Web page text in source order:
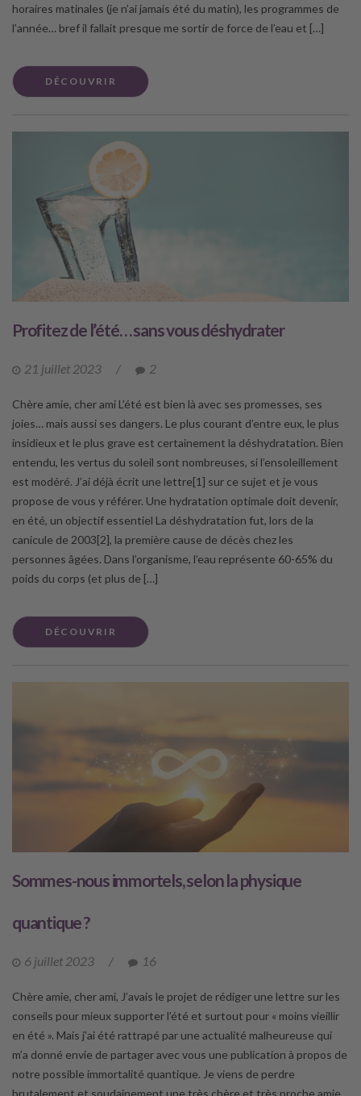
horaires matinales (je n’ai jamais été du matin), les programmes de
l’année… bref il fallait presque me sortir de force de l’eau et […]
DÉCOUVRIR
Profitez de l’été… sans vous déshydrater
21 juillet 2023 / 2
Chère amie, cher ami L’été est bien là avec ses promesses, ses
joies… mais aussi ses dangers. Le plus courant d’entre eux, le plus
insidieux et le plus grave est certainement la déshydratation. Bien
entendu, les vertus du soleil sont nombreuses, si l’ensoleillement
est modéré. J’ai déjà écrit une lettre[1] sur ce sujet et je vous
propose de vous y référer. Une hydratation optimale doit devenir,
en été, un objectif essentiel La déshydratation fut, lors de la
canicule de 2003[2], la première cause de décès chez les
personnes âgées. Dans l’organisme, l’eau représente 60-65% du
poids du corps (et plus de […]
DÉCOUVRIR
Sommes-nous immortels, selon la physique
quantique ?
6 juillet 2023 / 16
Chère amie, cher ami, J’avais le projet de rédiger une lettre sur les
conseils pour mieux supporter l’été et surtout pour « moins vieillir
en été ». Mais j’ai été rattrapé par une actualité malheureuse qui
m’a donné envie de partager avec vous une publication à propos de
notre possible immortalité quantique. Je viens de perdre
brutalement et soudainement une très chère et très proche amie,